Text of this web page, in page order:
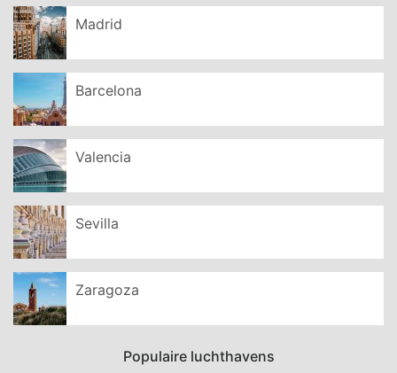
Madrid
Barcelona
Valencia
Sevilla
Zaragoza
Populaire luchthavens